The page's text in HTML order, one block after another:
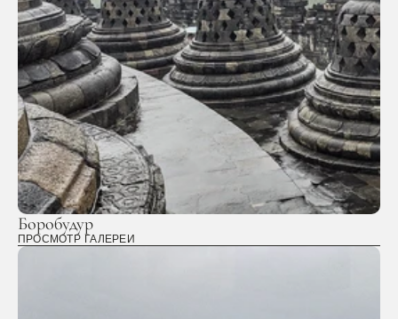
Боробудур
ПРОСМОТР ГАЛЕРЕИ